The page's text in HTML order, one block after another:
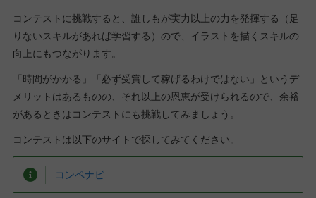
コンテストに挑戦すると、誰しもが実力以上の力を発揮する（足
りないスキルがあれば学習する）ので、イラストを描くスキルの
向上にもつながります。
「時間がかかる」「必ず受賞して稼げるわけではない」というデ
メリットはあるものの、それ以上の恩恵が受けられるので、余裕
があるときはコンテストにも挑戦してみましょう。
コンテストは以下のサイトで探してみてください。
コンペナビ